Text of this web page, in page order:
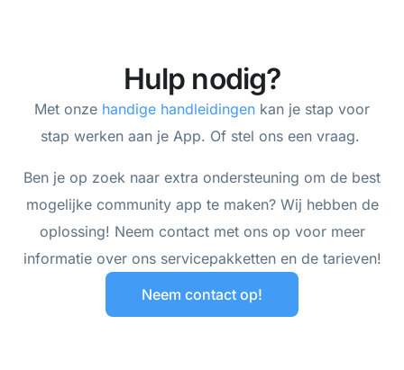
Hulp nodig?
Met onze handige handleidingen kan je stap voor
stap werken aan je App. Of stel ons een vraag.
Ben je op zoek naar extra ondersteuning om de best
mogelijke community app te maken? Wij hebben de
oplossing! Neem contact met ons op voor meer
informatie over ons servicepakketten en de tarieven!
Neem contact op!